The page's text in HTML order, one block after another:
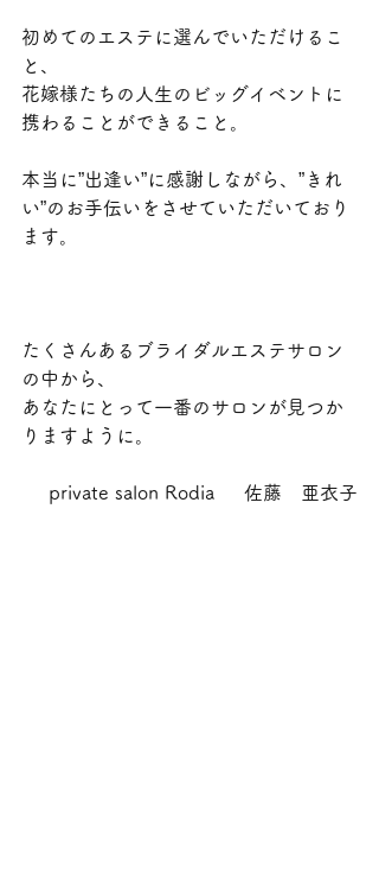
初めてのエステに選んでいただけるこ
と、
花嫁様たちの人生のビッグイベントに
携わることができること。
本当に”出逢い”に感謝しながら、”きれ
い”のお手伝いをさせていただいており
ます。
たくさんあるブライダルエステサロン
の中から、
あなたにとって一番のサロンが見つか
りますように。
private salon Rodia     佐藤　亜衣子